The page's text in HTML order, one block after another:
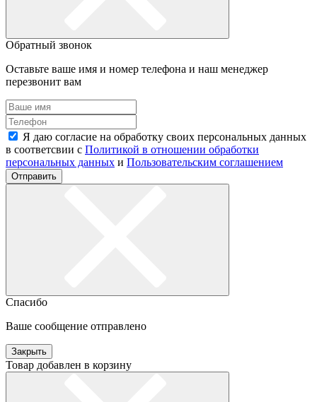
Обратный звонок
Оставьте ваше имя и номер телефона и наш менеджер
перезвонит вам
Я даю согласие на обработку своих персональных данных
в соответсвии с Политикой в отношении обработки
персональных данных и Пользовательским соглашением
Отправить
Спасибо
Ваше сообщение отправлено
Закрыть
Товар добавлен в корзину